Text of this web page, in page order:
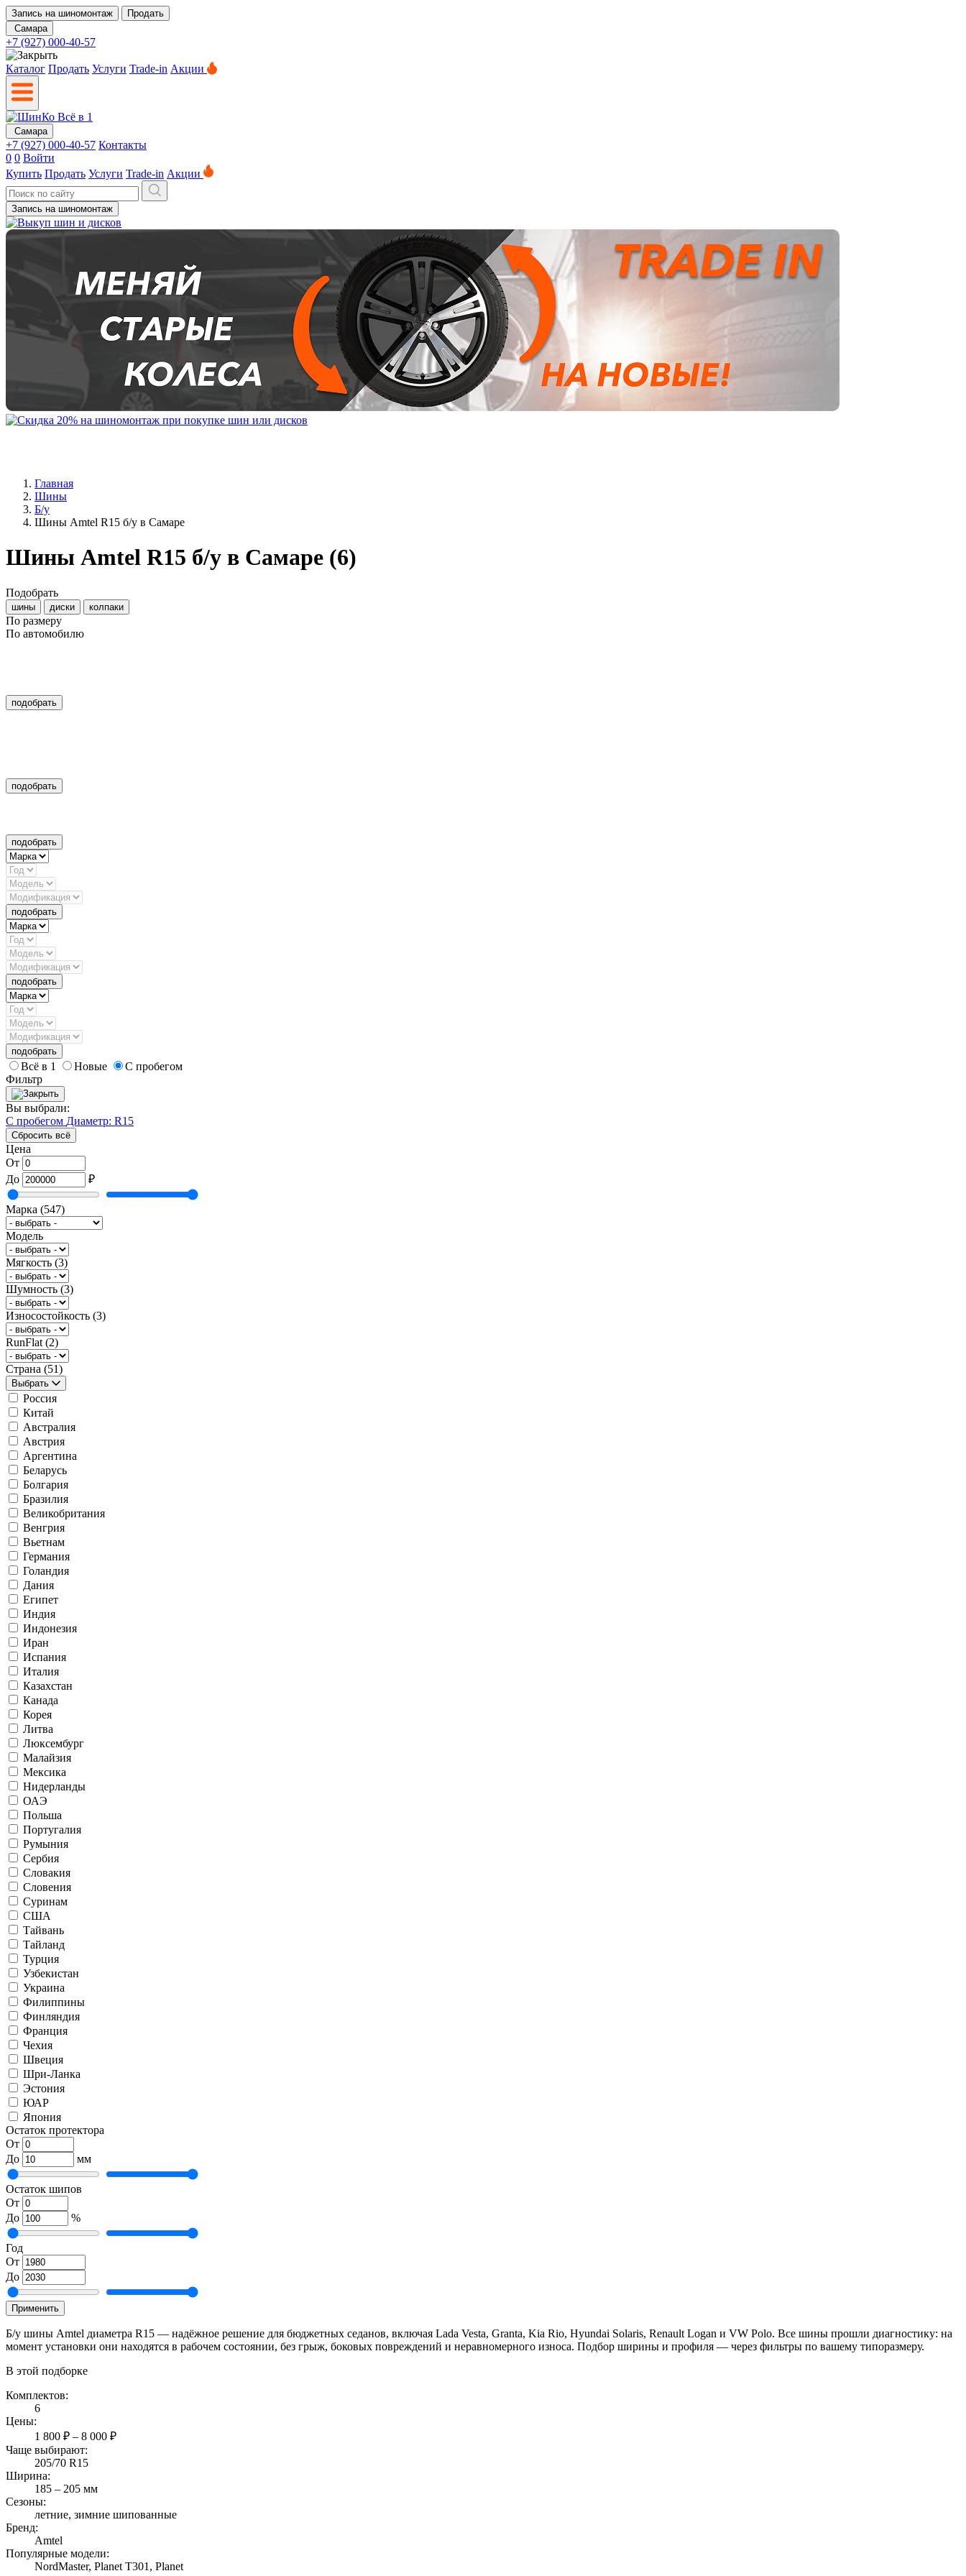
Запись на шиномонтаж
Продать
Самара
+7 (927) 000-40-57
Каталог Продать Услуги Trade-in Акции
Самара
+7 (927) 000-40-57 Контакты
0 0 Войти
Купить Продать Услуги Trade-in Акции
Запись на шиномонтаж
Главная
Шины
Б/у
Шины Amtel R15 б/у в Самаре
Шины Amtel R15 б/у в Самаре (6)
Подобрать
шины диски колпаки
По размеру
По автомобилю
подобрать
подобрать
подобрать
подобрать
подобрать
подобрать
Всё в 1 Новые
С пробегом
Фильтр
Вы выбрали:
С пробегом Диаметр: R15
Сбросить всё
Цена
От
До
₽
Марка (547)
Модель
Мягкость (3)
Шумность (3)
Износостойкость (3)
RunFlat (2)
Страна (51)
Выбрать
Россия
Китай
Австралия
Австрия
Аргентина
Беларусь
Болгария
Бразилия
Великобритания
Венгрия
Вьетнам
Германия
Голандия
Дания
Египет
Индия
Индонезия
Иран
Испания
Италия
Казахстан
Канада
Корея
Литва
Люксембург
Малайзия
Мексика
Нидерланды
ОАЭ
Польша
Португалия
Румыния
Сербия
Словакия
Словения
Суринам
США
Тайвань
Тайланд
Турция
Узбекистан
Украина
Филиппины
Финляндия
Франция
Чехия
Швеция
Шри-Ланка
Эстония
ЮАР
Япония
Остаток протектора
От
До
мм
Остаток шипов
От
До
%
Год
От
До
Применить
Б/у шины Amtel диаметра R15 — надёжное решение для бюджетных седанов, включая Lada Vesta, Granta, Kia Rio, Hyundai Solaris, Renault Logan и VW Polo. Все шины прошли диагностику: на
момент установки они находятся в рабочем состоянии, без грыж, боковых повреждений и неравномерного износа. Подбор ширины и профиля — через фильтры по вашему типоразмеру.
В этой подборке
Комплектов:
6
Цены:
1 800 ₽ – 8 000 ₽
Чаще выбирают:
205/70 R15
Ширина:
185 – 205 мм
Сезоны:
летние, зимние шипованные
Бренд:
Amtel
Популярные модели:
NordMaster, Planet T301, Planet